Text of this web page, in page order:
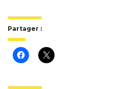
Partager :